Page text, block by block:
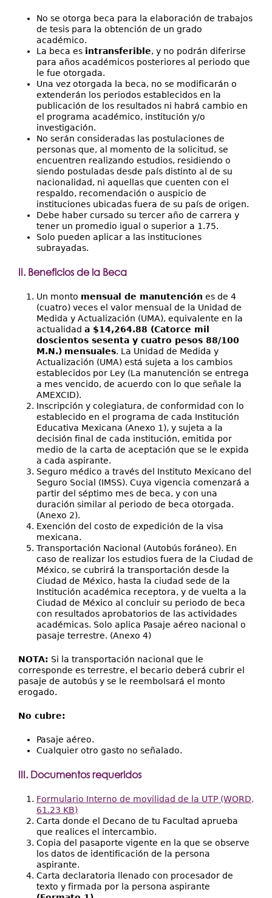
No se otorga beca para la elaboración de trabajos
de tesis para la obtención de un grado
académico.
La beca es intransferible, y no podrán diferirse
para años académicos posteriores al periodo que
le fue otorgada.
Una vez otorgada la beca, no se modificarán o
extenderán los periodos establecidos en la
publicación de los resultados ni habrá cambio en
el programa académico, institución y/o
investigación.
No serán consideradas las postulaciones de
personas que, al momento de la solicitud, se
encuentren realizando estudios, residiendo o
siendo postuladas desde país distinto al de su
nacionalidad, ni aquellas que cuenten con el
respaldo, recomendación o auspicio de
instituciones ubicadas fuera de su país de origen.
Debe haber cursado su tercer año de carrera y
tener un promedio igual o superior a 1.75.
Solo pueden aplicar a las instituciones
subrayadas.
II. Beneficios de la Beca
Un monto mensual de manutención es de 4
(cuatro) veces el valor mensual de la Unidad de
Medida y Actualización (UMA), equivalente en la
actualidad a $14,264.88 (Catorce mil
doscientos sesenta y cuatro pesos 88/100
M.N.) mensuales. La Unidad de Medida y
Actualización (UMA) está sujeta a los cambios
establecidos por Ley (La manutención se entrega
a mes vencido, de acuerdo con lo que señale la
AMEXCID).
Inscripción y colegiatura, de conformidad con lo
establecido en el programa de cada Institución
Educativa Mexicana (Anexo 1), y sujeta a la
decisión final de cada institución, emitida por
medio de la carta de aceptación que se le expida
a cada aspirante.
Seguro médico a través del Instituto Mexicano del
Seguro Social (IMSS). Cuya vigencia comenzará a
partir del séptimo mes de beca, y con una
duración similar al periodo de beca otorgada.
(Anexo 2).
Exención del costo de expedición de la visa
mexicana.
Transportación Nacional (Autobús foráneo). En
caso de realizar los estudios fuera de la Ciudad de
México, se cubrirá la transportación desde la
Ciudad de México, hasta la ciudad sede de la
Institución académica receptora, y de vuelta a la
Ciudad de México al concluir su periodo de beca
con resultados aprobatorios de las actividades
académicas. Solo aplica Pasaje aéreo nacional o
pasaje terrestre. (Anexo 4)
NOTA: Si la transportación nacional que le
corresponde es terrestre, el becario deberá cubrir el
pasaje de autobús y se le reembolsará el monto
erogado.
No cubre:
Pasaje aéreo.
Cualquier otro gasto no señalado.
III. Documentos requeridos
Formulario Interno de movilidad de la UTP (WORD,
61.23 KB)
Carta donde el Decano de tu Facultad aprueba
que realices el intercambio.
Copia del pasaporte vigente en la que se observe
los datos de identificación de la persona
aspirante.
Carta declaratoria llenado con procesador de
texto y firmada por la persona aspirante